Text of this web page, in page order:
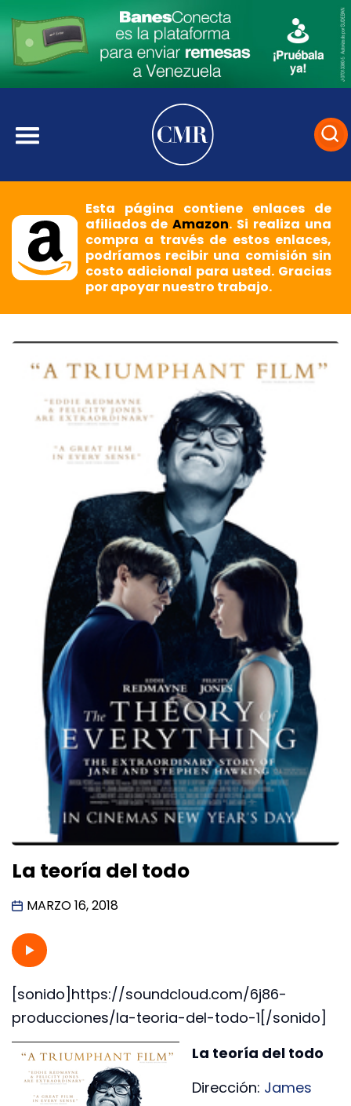
Esta página contiene enlaces de
afiliados deAmazon. Si realiza una
compra a través de estos enlaces,
podríamos recibir una comisión sin
costo adicional para usted. Gracias
por apoyar nuestro trabajo.
La teoría del todo
MARZO 16, 2018
[sonido]https://soundcloud.com/6j86-
producciones/la-teoria-del-todo-1[/sonido]
La teoría del todo
Dirección: James